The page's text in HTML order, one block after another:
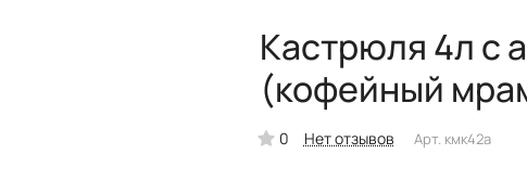
Кастрюля 4л с
(кофейный
0 Нет отзывов Арт. кмк42а